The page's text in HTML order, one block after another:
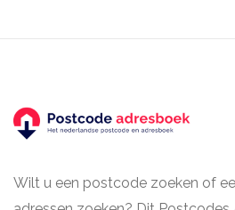
Wilt u een postcode zoeken of